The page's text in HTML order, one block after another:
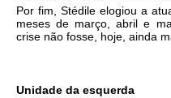
Por fim, Stédile elogiou a
meses de março, abril e
crise não fosse, hoje, ainda
Unidade da esquerda